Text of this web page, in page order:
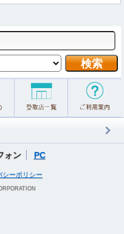
ォン PC
シーポリシー